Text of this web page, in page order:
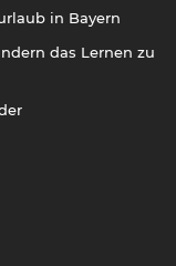
in Bayern
das Lernen zu